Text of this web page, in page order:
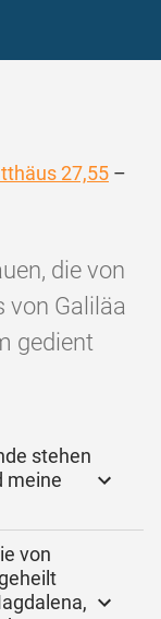
27,55 –
die von
von Galiläa
gedient
stehen
meine
von